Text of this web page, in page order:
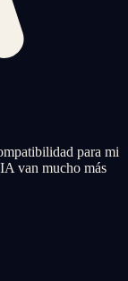
para mi
van mucho más